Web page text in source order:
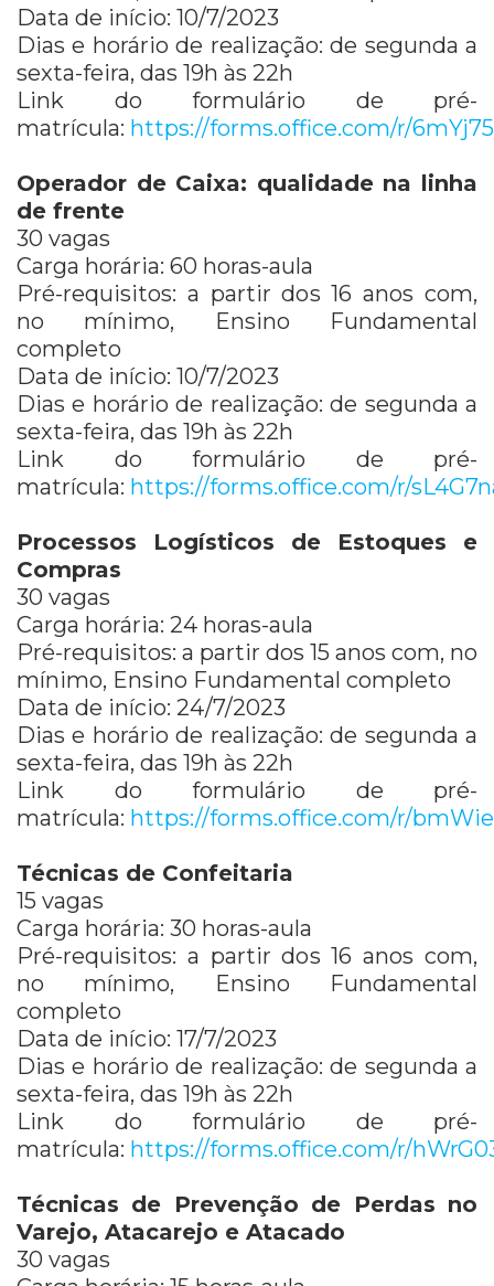
Data de início: 10/7/2023
Dias e horário de realização: de segunda a
sexta-feira, das 19h às 22h
Link do formulário de pré-
matrícula: https://forms.office.com/r/
Operador de Caixa: qualidade na linha
de frente
30 vagas
Carga horária: 60 horas-aula
Pré-requisitos: a partir dos 16 anos com,
no mínimo, Ensino Fundamental
completo
Data de início: 10/7/2023
Dias e horário de realização: de segunda a
sexta-feira, das 19h às 22h
Link do formulário de pré-
matrícula: https://forms.office.com/r/
Processos Logísticos de Estoques e
Compras
30 vagas
Carga horária: 24 horas-aula
Pré-requisitos: a partir dos 15 anos com, no
mínimo, Ensino Fundamental completo
Data de início: 24/7/2023
Dias e horário de realização: de segunda a
sexta-feira, das 19h às 22h
Link do formulário de pré-
matrícula: https://forms.office.com/r/
Técnicas de Confeitaria
15 vagas
Carga horária: 30 horas-aula
Pré-requisitos: a partir dos 16 anos com,
no mínimo, Ensino Fundamental
completo
Data de início: 17/7/2023
Dias e horário de realização: de segunda a
sexta-feira, das 19h às 22h
Link do formulário de pré-
matrícula: https://forms.office.com/r/
Técnicas de Prevenção de Perdas no
Varejo, Atacarejo e Atacado
30 vagas